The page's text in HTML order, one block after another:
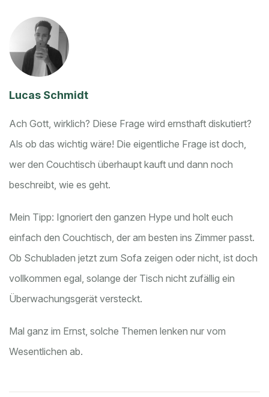
Lucas Schmidt
Ach Gott, wirklich? Diese Frage wird ernsthaft diskutiert?
Als ob das wichtig wäre! Die eigentliche Frage ist doch,
wer den Couchtisch überhaupt kauft und dann noch
beschreibt, wie es geht.
Mein Tipp: Ignoriert den ganzen Hype und holt euch
einfach den Couchtisch, der am besten ins Zimmer passt.
Ob Schubladen jetzt zum Sofa zeigen oder nicht, ist doch
vollkommen egal, solange der Tisch nicht zufällig ein
Überwachungsgerät versteckt.
Mal ganz im Ernst, solche Themen lenken nur vom
Wesentlichen ab.